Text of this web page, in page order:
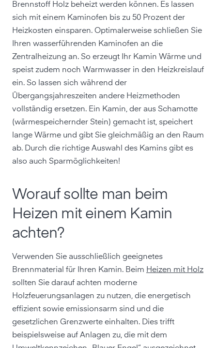
Brennstoff Holz beheizt werden können. Es lassen
sich mit einem Kaminofen bis zu 50 Prozent der
Heizkosten einsparen. Optimalerweise schließen Sie
Ihren wasserführenden Kaminofen an die
Zentralheizung an. So erzeugt Ihr Kamin Wärme und
speist zudem noch Warmwasser in den Heizkreislauf
ein. So lassen sich während der
Übergangsjahreszeiten andere Heizmethoden
vollständig ersetzen. Ein Kamin, der aus Schamotte
(wärmespeichernder Stein) gemacht ist, speichert
lange Wärme und gibt Sie gleichmäßig an den Raum
ab. Durch die richtige Auswahl des Kamins gibt es
also auch Sparmöglichkeiten!
Worauf sollte man beim
Heizen mit einem Kamin
achten?
Verwenden Sie ausschließlich geeignetes
Brennmaterial für Ihren Kamin. Beim Heizen mit Holz
sollten Sie darauf achten moderne
Holzfeuerungsanlagen zu nutzen, die energetisch
effizient sowie emissionsarm sind und die
gesetzlichen Grenzwerte einhalten. Dies trifft
beispielsweise auf Anlagen zu, die mit dem